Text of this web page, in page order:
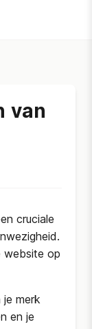
van
cruciale
website op
merk
en je